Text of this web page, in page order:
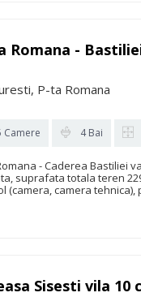
Romana -
P-ta Romana
Camere 4 Bai
- Caderea Bastiliei
suprafata totala teren
(camera, camera tehnica),
Sisesti vila 10